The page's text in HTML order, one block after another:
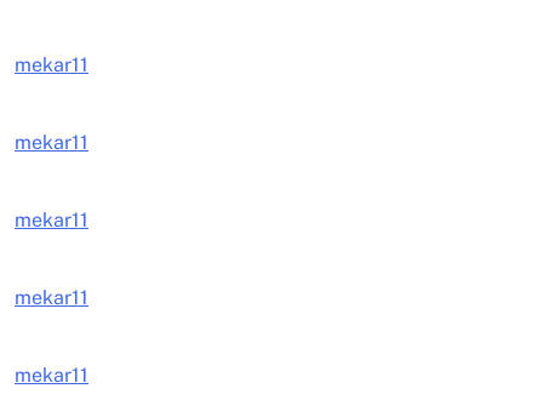
mekar11
mekar11
mekar11
mekar11
mekar11